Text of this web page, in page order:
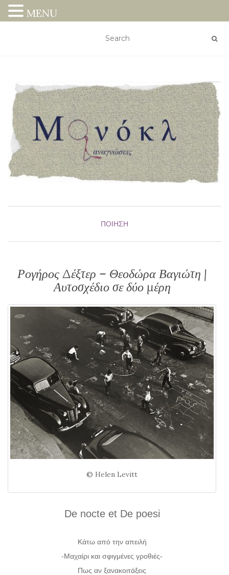
ΠΟΊΗΣΗ
Ρογήρος Δέξτερ – Θεοδώρα Βαγιώτη |
Αυτοσχέδιο σε δύο μέρη
© Helen Levitt
De nocte et De poesi
Κάτω από την απειλή
-Μαχαίρι και σφιγμένες γροθιές-
Πως αν ξανακοιτάξεις
MENU